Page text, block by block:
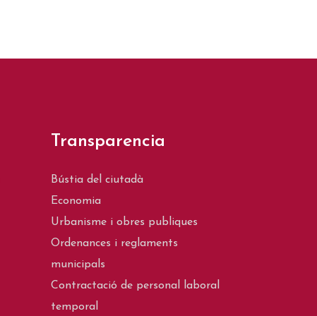
Transparencia
Bústia del ciutadà
Economia
Urbanisme i obres publiques
Ordenances i reglaments
municipals
Contractació de personal laboral
temporal